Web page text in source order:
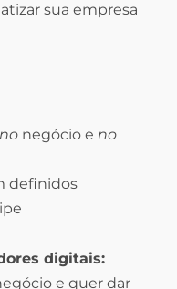
sua empresa
no negócio e no
definidos
digitais:
e quer dar